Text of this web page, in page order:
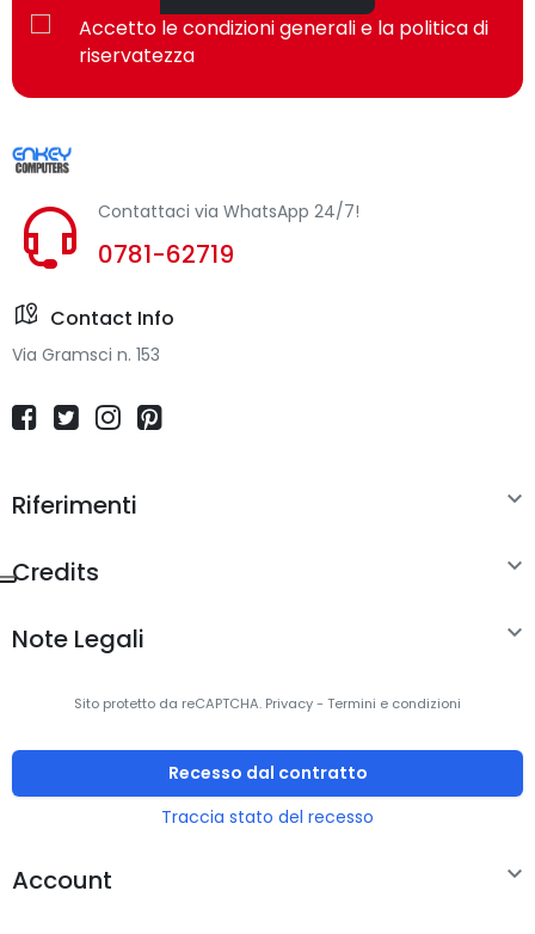
Accetto le condizioni generali e la politica di
riservatezza
Contattaci via WhatsApp 24/7!
0781-62719
Contact Info
Via Gramsci n. 153
Riferimenti 
Credits 
Note Legali 
Sito protetto da reCAPTCHA. Privacy- Termini e condizioni
Recesso dal contratto
Traccia stato del recesso
Account 